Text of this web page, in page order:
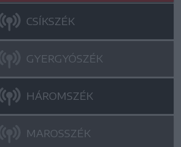
CSÍKSZÉK
GYERGYÓSZÉK
HÁROMSZÉK
MAROSSZÉK